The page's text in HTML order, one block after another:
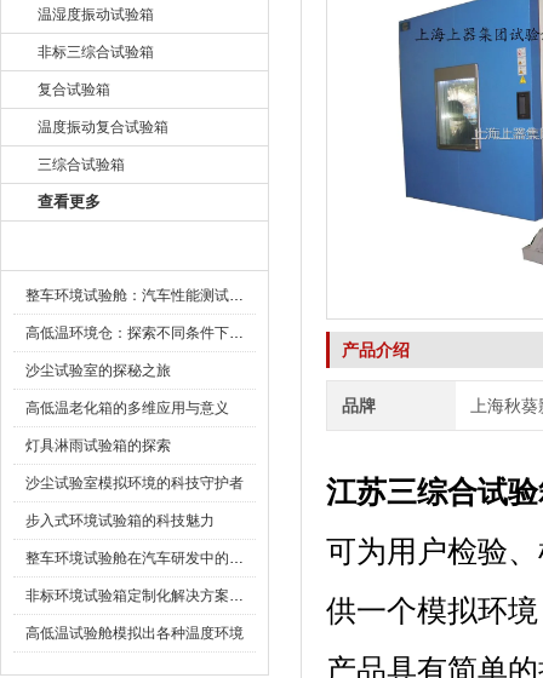
温湿度振动试验箱
非标三综合试验箱
复合试验箱
温度振动复合试验箱
三综合试验箱
查看更多
整车环境试验舱：汽车性能测试的设备
高低温环境仓：探索不同条件下的科学奥秘
沙尘试验室的探秘之旅
高低温老化箱的多维应用与意义
灯具淋雨试验箱的探索
沙尘试验室模拟环境的科技守护者
步入式环境试验箱的科技魅力
整车环境试验舱在汽车研发中的作用
非标环境试验箱定制化解决方案在可靠性测试中的重要性
高低温试验舱模拟出各种温度环境
产品介绍
品牌 上海秋
江苏三综合试
可为用户检验
供一个模拟环境
产品具有简单的